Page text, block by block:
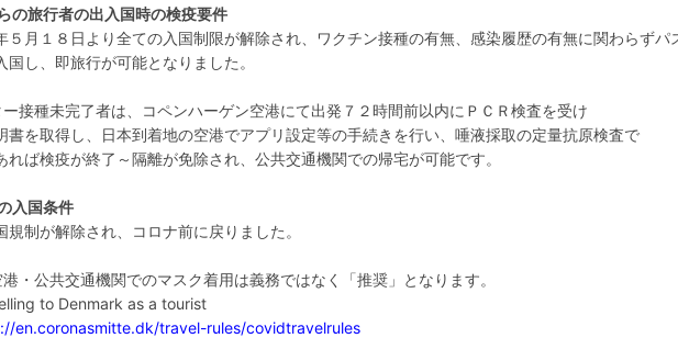
の旅行者の出入国時の検疫要件
５月１８日より全ての入国制限が解除され、ワクチン接種の有無、感染履歴の有無に関わらずパ
国し、即旅行が可能となりました。
接種未完了者は、コペンハーゲン空港にて出発７２時間前以内にＰＣＲ検査を受け
を取得し、日本到着地の空港でアプリ設定等の手続きを行い、唾液採取の定量抗原検査で
ば検疫が終了～隔離が免除され、公共交通機関での帰宅が可能です。
入国条件
規制が解除され、コロナ前に戻りました。
・公共交通機関でのマスク着用は義務ではなく「推奨」となります。
to Denmark as a tourist
en.coronasmitte.dk/travel-rules/covidtravelrules